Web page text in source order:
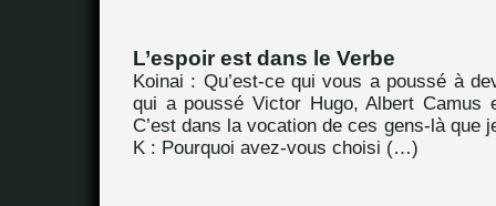
L’espoir est dans le Verbe
Koinai : Qu’est-ce qui vous a poussé à
qui a poussé Victor Hugo, Albert Camus
C’est dans la vocation de ces gens-là que
K : Pourquoi avez-vous choisi (…)